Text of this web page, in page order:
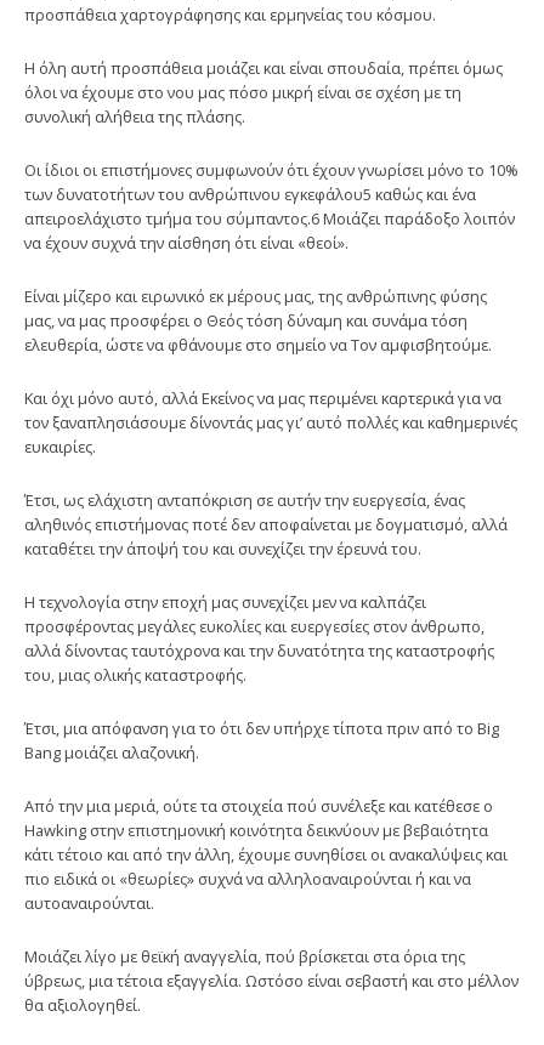
προσπάθεια χαρτογράφησης και ερμηνείας του κόσμου.
Η όλη αυτή προσπάθεια μοιάζει και είναι σπουδαία, πρέπει όμως
όλοι να έχουμε στο νου μας πόσο μικρή είναι σε σχέση με τη
συνολική αλήθεια της πλάσης.
Οι ίδιοι οι επιστήμονες συμφωνούν ότι έχουν γνωρίσει μόνο το 10%
των δυνατοτήτων του ανθρώπινου εγκεφάλου5 καθώς και ένα
απειροελάχιστο τμήμα του σύμπαντος.6 Μοιάζει παράδοξο λοιπόν
να έχουν συχνά την αίσθηση ότι είναι «θεοί».
Είναι μίζερο και ειρωνικό εκ μέρους μας, της ανθρώπινης φύσης
μας, να μας προσφέρει ο Θεός τόση δύναμη και συνάμα τόση
ελευθερία, ώστε να φθάνουμε στο σημείο να Τον αμφισβητούμε.
Και όχι μόνο αυτό, αλλά Εκείνος να μας περιμένει καρτερικά για να
τον ξαναπλησιάσουμε δίνοντάς μας γι’ αυτό πολλές και καθημερινές
ευκαιρίες.
Έτσι, ως ελάχιστη ανταπόκριση σε αυτήν την ευεργεσία, ένας
αληθινός επιστήμονας ποτέ δεν αποφαίνεται με δογματισμό, αλλά
καταθέτει την άποψή του και συνεχίζει την έρευνά του.
Η τεχνολογία στην εποχή μας συνεχίζει μεν να καλπάζει
προσφέροντας μεγάλες ευκολίες και ευεργεσίες στον άνθρωπο,
αλλά δίνοντας ταυτόχρονα και την δυνατότητα της καταστροφής
του, μιας ολικής καταστροφής.
Έτσι, μια απόφανση για το ότι δεν υπήρχε τίποτα πριν από το Big
Bang μοιάζει αλαζονική.
Από την μια μεριά, ούτε τα στοιχεία πού συνέλεξε και κατέθεσε ο
Hawking στην επιστημονική κοινότητα δεικνύουν με βεβαιότητα
κάτι τέτοιο και από την άλλη, έχουμε συνηθίσει οι ανακαλύψεις και
πιο ειδικά οι «θεωρίες» συχνά να αλληλοαναιρούνται ή και να
αυτοαναιρούνται.
Μοιάζει λίγο με θεϊκή αναγγελία, πού βρίσκεται στα όρια της
ύβρεως, μια τέτοια εξαγγελία. Ωστόσο είναι σεβαστή και στο μέλλον
θα αξιολογηθεί.